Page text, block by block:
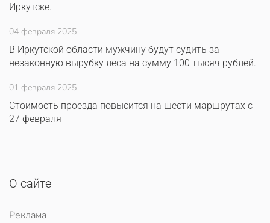
Иркутске.
04 февраля 2025
В Иркутской области мужчину будут судить за
незаконную вырубку леса на сумму 100 тысяч рублей.
01 февраля 2025
Стоимость проезда повысится на шести маршрутах с
27 февраля
О сайте
Реклама